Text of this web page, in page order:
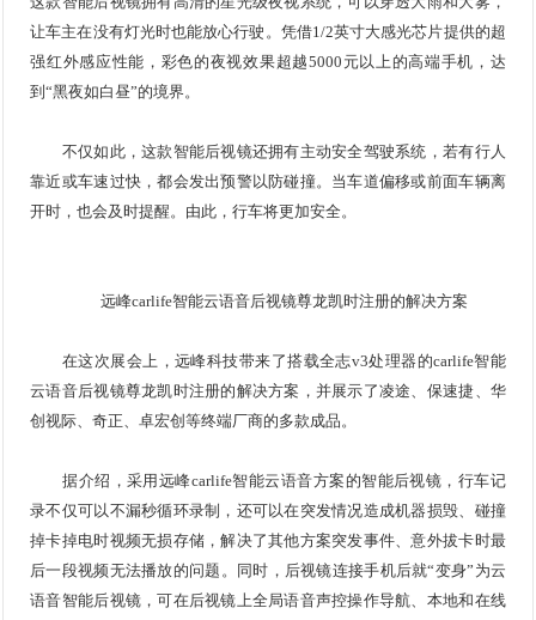
让车主在没有灯光时也能放心行驶。凭借1/2英寸大感光芯片提供的超
强红外感应性能，彩色的夜视效果超越5000元以上的高端手机，达
到“黑夜如白昼”的境界。
不仅如此，这款智能后视镜还拥有主动安全驾驶系统，若有行人
靠近或车速过快，都会发出预警以防碰撞。当车道偏移或前面车辆离
开时，也会及时提醒。由此，行车将更加安全。
远峰carlife智能云语音后视镜尊龙凯时注册的解决方案
在这次展会上，远峰科技带来了搭载全志v3处理器的carlife智能
云语音后视镜尊龙凯时注册的解决方案，并展示了凌途、保速捷、华
创视际、奇正、卓宏创等终端厂商的多款成品。
据介绍，采用远峰carlife智能云语音方案的智能后视镜，行车记
录不仅可以不漏秒循环录制，还可以在突发情况造成机器损毁、碰撞
掉卡掉电时视频无损存储，解决了其他方案突发事件、意外拔卡时最
后一段视频无法播放的问题。同时，后视镜连接手机后就“变身”为云
语音智能后视镜，可在后视镜上全局语音声控操作导航、本地和在线